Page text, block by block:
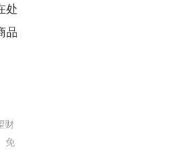
处
品
财
免